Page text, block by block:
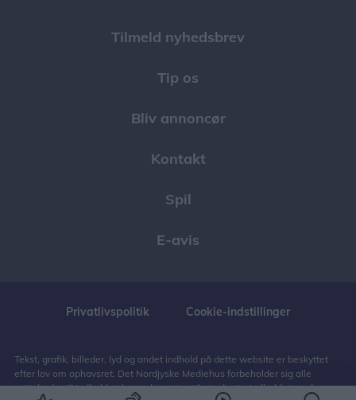
Tilmeld nyhedsbrev
Tip os
Bliv annoncør
Kontakt
Spil
E-avis
Privatlivspolitik Cookie-indstillinger
Tekst, grafik, billeder, lyd og andet indhold på dette website er beskyttet
efter lov om ophavsret. Det Nordjyske Mediehus forbeholder sig alle
rettigheder til indholdet, herunder retten til at udnytte indholdet med